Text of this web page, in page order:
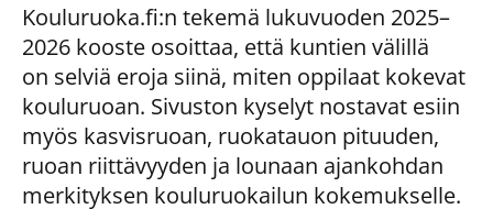
Kouluruoka.fi:n tekemä lukuvuoden 2025–
2026 kooste osoittaa, että kuntien välillä
on selviä eroja siinä, miten oppilaat kokevat
kouluruoan. Sivuston kyselyt nostavat esiin
myös kasvisruoan, ruokatauon pituuden,
ruoan riittävyyden ja lounaan ajankohdan
merkityksen kouluruokailun kokemukselle.